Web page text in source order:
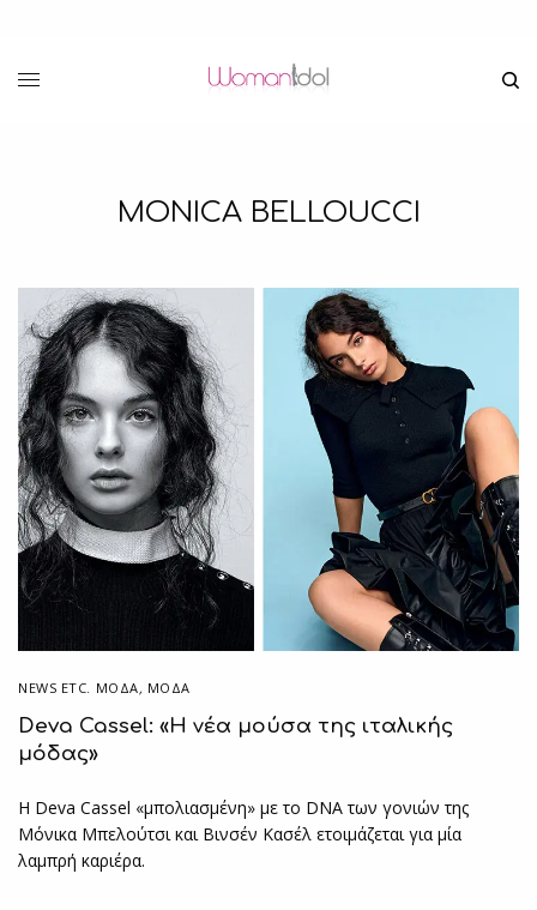
MONICA BELLOUCCI
NEWS ETC. ΜΌΔΑ, ΜΟΔΑ
Deva Cassel: «Η νέα μούσα της ιταλικής
μόδας»
Η Deva Cassel «μπολιασμένη» με το DNA των γονιών της
Μόνικα Μπελούτσι και Βινσέν Κασέλ ετοιμάζεται για μία
λαμπρή καριέρα.